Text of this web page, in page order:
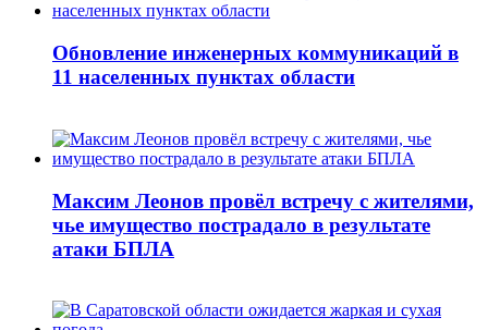
Обновление инженерных коммуникаций в
11 населенных пунктах области
Максим Леонов провёл встречу с жителями,
чье имущество пострадало в результате
атаки БПЛА